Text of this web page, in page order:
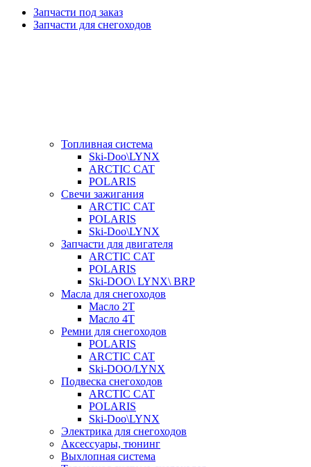
Запчасти под заказ
Запчасти для снегоходов
Топливная система
Ski-Doo\LYNX
ARCTIC CAT
POLARIS
Свечи зажигания
ARCTIC CAT
POLARIS
Ski-Doo\LYNX
Запчасти для двигателя
ARCTIC CAT
POLARIS
Ski-DOO\ LYNX\ BRP
Масла для снегоходов
Масло 2Т
Масло 4Т
Ремни для снегоходов
POLARIS
ARCTIC CAT
Ski-DOO/LYNX
Подвеска снегоходов
ARCTIC CAT
POLARIS
Ski-Doo\LYNX
Электрика для снегоходов
Аксессуары, тюнинг
Выхлопная система